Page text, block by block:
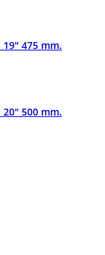
475 mm.
500 mm.